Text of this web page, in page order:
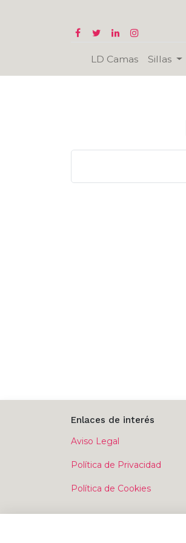
LD Camas Sillas
Enlaces de interés
Aviso Legal
Política de Privacidad
Política de Cookies